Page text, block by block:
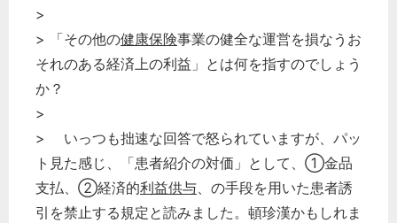
>
> 「その他の健康保険事業の健全な運営を損なうお
それのある経済上の利益」とは何を指すのでしょう
か？
>
> いっつも拙速な回答で怒られていますが、パッ
ト見た感じ、「患者紹介の対価」として、①金品
支払、➁経済的利益供与、の手段を用いた患者誘
引を禁止する規定と読みました。頓珍漢かもしれま